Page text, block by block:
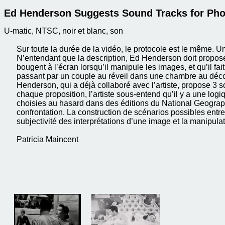
Ed Henderson Suggests Sound Tracks for
U-matic, NTSC, noir et blanc, son
Sur toute la durée de la vidéo, le protocole est le même.
N’entendant que la description, Ed Henderson doit
bougent à l’écran lorsqu’il manipule les images, et qu’il
passant par un couple au réveil dans une chambre au
Henderson, qui a déjà collaboré avec l’artiste, propose 3
chaque proposition, l’artiste sous-entend qu’il y a une
choisies au hasard dans des éditions du National
confrontation. La construction de scénarios possibles
subjectivité des interprétations d’une image et la
Patricia Maincent